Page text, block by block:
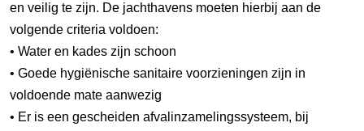
en veilig te zijn. De jachthavens moeten hierbij aan de
volgende criteria voldoen:
• Water en kades zijn schoon
• Goede hygiënische sanitaire voorzieningen zijn in
voldoende mate aanwezig
• Er is een gescheiden afvalinzamelingssysteem, bij